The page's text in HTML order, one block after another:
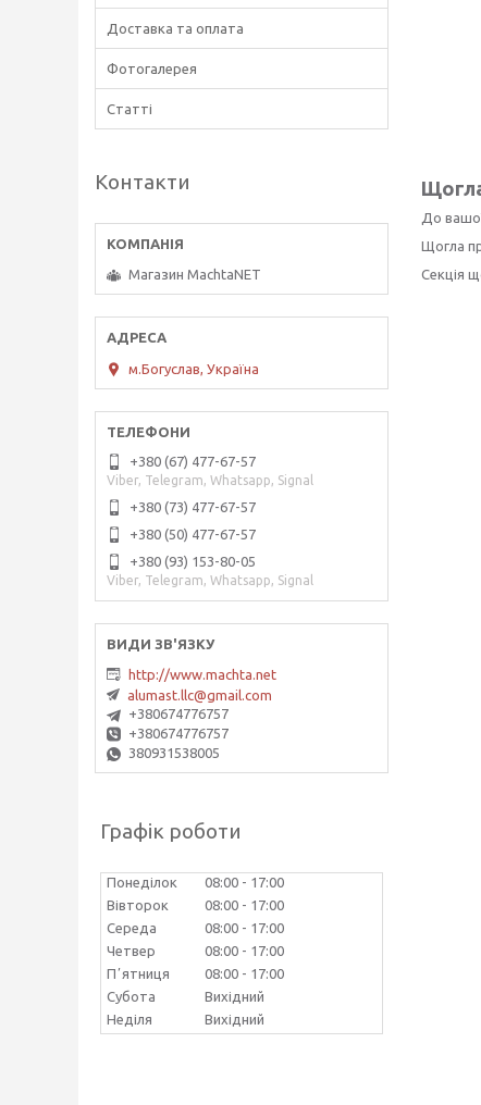
До
Щогла
Секція
Доставка та оплата
Фотогалерея
Статті
Контакти
Магазин MachtaNET
м.Богуслав, Україна
+380 (67) 477-67-57
Viber, Telegram, Whatsapp, Signal
+380 (73) 477-67-57
+380 (50) 477-67-57
+380 (93) 153-80-05
Viber, Telegram, Whatsapp, Signal
http://www.machta.net
alumast.llc@gmail.com
+380674776757
+380674776757
380931538005
Графік роботи
Понеділок 08:00
17:00
Вівторок
08:00
17:00
Середа
08:00
17:00
Четвер
08:00
17:00
Пʼятниця
08:00
17:00
Субота
Вихідний
Неділя
Вихідний